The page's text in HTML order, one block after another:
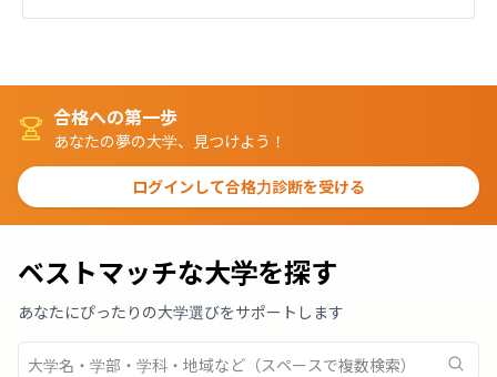
合格への第一歩
あなたの夢の大学、見つけよう！
ログインして合格力診断を受ける
ベストマッチな大学を探す
あなたにぴったりの大学選びをサポートします